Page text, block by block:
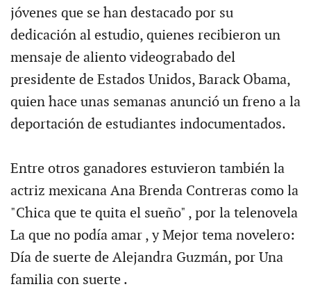
jóvenes que se han destacado por su
dedicación al estudio, quienes recibieron un
mensaje de aliento videograbado del
presidente de Estados Unidos, Barack Obama,
quien hace unas semanas anunció un freno a la
deportación de estudiantes indocumentados.
Entre otros ganadores estuvieron también la
actriz mexicana Ana Brenda Contreras como la
"Chica que te quita el sueño" , por la telenovela
La que no podía amar , y Mejor tema novelero:
Día de suerte de Alejandra Guzmán, por Una
familia con suerte .